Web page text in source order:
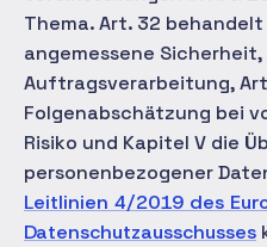
Thema. Art. 32 behandelt
angemessene Sicherheit,
Auftragsverarbeitung,
Folgenabschätzung bei
Risiko und Kapitel V die
personenbezogener
Leitlinien 4/2019 des
Datenschutzausschusses